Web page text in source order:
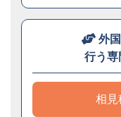
外
行う専
相見